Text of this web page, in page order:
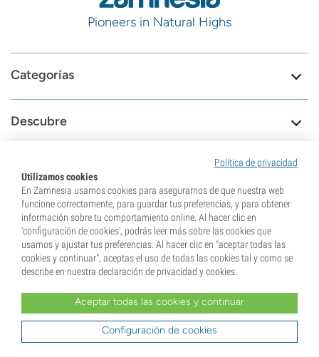
Pioneers in Natural Highs
Categorías
Descubre
Herramientas
Política de privacidad
Utilizamos cookies
En Zamnesia usamos cookies para asegurarnos de que nuestra web
funcione correctamente, para guardar tus preferencias, y para obtener
información sobre tu comportamiento online. Al hacer clic en
'configuración de cookies', podrás leer más sobre las cookies que
usamos y ajustar tus preferencias. Al hacer clic en "aceptar todas las
cookies y continuar", aceptas el uso de todas las cookies tal y como se
describe en nuestra declaración de privacidad y cookies.
Aceptar todas las cookies y continuar
Configuración de cookies
8.6
Reviews
Estamos aquí para
ayudarte